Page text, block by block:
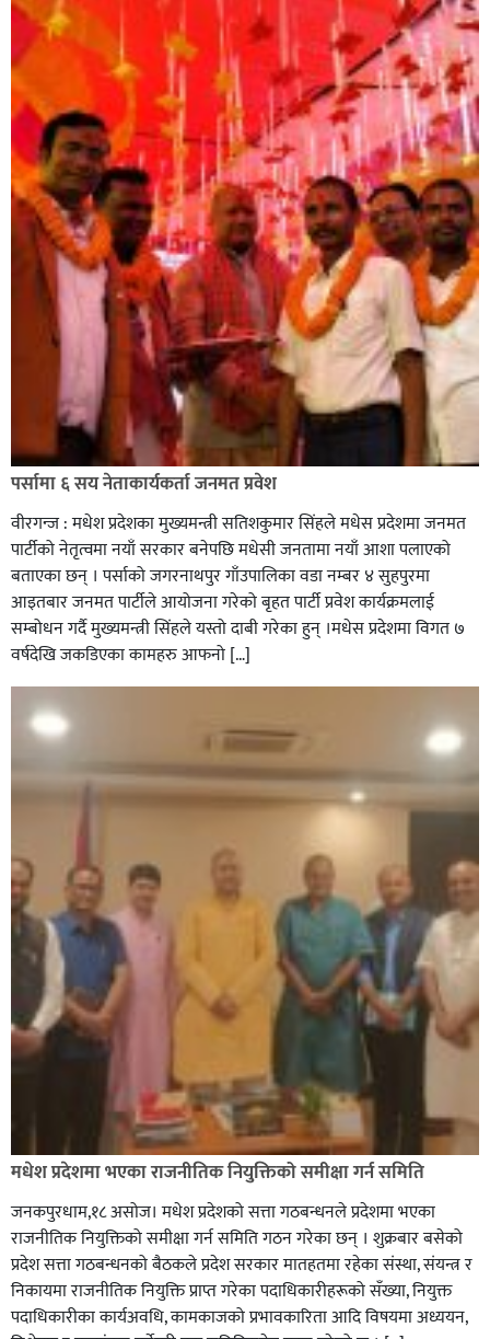
सिराहा-२ मा संजय यादव भिड्ने !
रक्तदान सेवामा जिल्लामै दोस्रो स्थान ल्याएकोमा जनमत नेताद्वय
रेडक्रस सिराहा द्वारा सम्मानित
सिराहाको औरहीमा जेन-जी भेला सम्पन्न
पर्सामा ६ सय नेताकार्यकर्ता जनमत प्रवेश
वीरगन्ज : मधेश प्रदेशका मुख्यमन्त्री सतिशकुमार सिंहले मधेस प्रदेशमा जनमत
पार्टीको नेतृत्वमा नयाँ सरकार बनेपछि मधेसी जनतामा नयाँ आशा पलाएको
बताएका छन् । पर्साको जगरनाथपुर गाँउपालिका वडा नम्बर ४ सुहपुरमा
आइतबार जनमत पार्टीले आयोजना गरेको बृहत पार्टी प्रवेश कार्यक्रमलाई
सम्बोधन गर्दै मुख्यमन्त्री सिंहले यस्तो दाबी गरेका हुन् ।मधेस प्रदेशमा विगत ७
वर्षदेखि जकडिएका कामहरु आफनो […]
मधेश प्रदेशमा भएका राजनीतिक नियुक्तिको समीक्षा गर्न समिति
जनकपुरधाम,१८ असोज। मधेश प्रदेशको सत्ता गठबन्धनले प्रदेशमा भएका
राजनीतिक नियुक्तिको समीक्षा गर्न समिति गठन गरेका छन् । शुक्रबार बसेको
प्रदेश सत्ता गठबन्धनको बैठकले प्रदेश सरकार मातहतमा रहेका संस्था, संयन्त्र र
निकायमा राजनीतिक नियुक्ति प्राप्त गरेका पदाधिकारीहरूको सँख्या, नियुक्त
पदाधिकारीका कार्यअवधि, कामकाजको प्रभावकारिता आदि विषयमा अध्ययन,